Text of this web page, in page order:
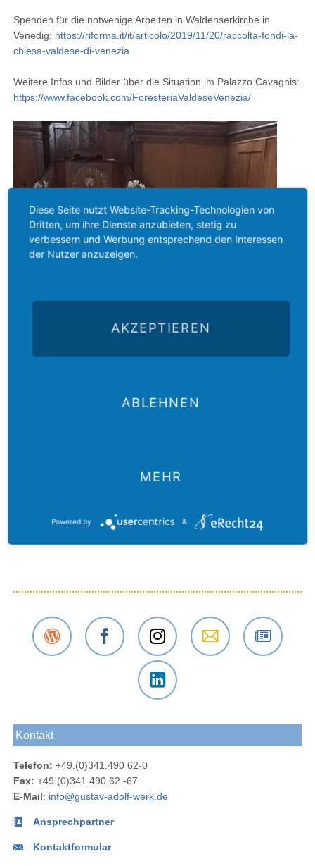
Spenden für die notwenige Arbeiten in Waldenserkirche in
Venedig: https://riforma.it/it/articolo/2019/11/20/raccolta-fondi-la-
chiesa-valdese-di-venezia
Weitere Infos und Bilder über die Situation im Palazzo Cavagnis:
https://www.facebook.com/ForesteriaValdeseVenezia/
Blog
bei
Das
Gustav-
Adolf-
bei
Werk
Adolf-
Kontakt
Telefon: +49.(0)341.490 62-0
Fax: +49.(0)341.490 62 -67
E-Mail: info@gustav-adolf-werk.de
Ansprechpartner
Kontaktformular
Diese Seite nutzt Website-Tracking-Technologien von
Dritten, um ihre Dienste anzubieten, stetig zu
verbessern und Werbung entsprechend den Interessen
der Nutzer anzuzeigen.
AKZEPTIEREN
ABLEHNEN
MEHR
Powered by &